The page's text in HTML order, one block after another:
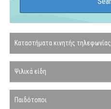
Καταστήματα κινητής τηλεφωνίας
Ψιλικά είδη
Παιδότοποι